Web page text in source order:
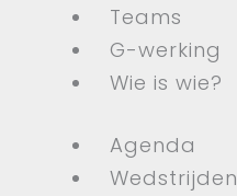
Teams
G-werking
Wie is wie?
Agenda
Wedstrijden